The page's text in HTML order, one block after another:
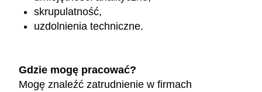
skrupulatność,
uzdolnienia techniczne.
Gdzie mogę pracować?
Mogę znaleźć zatrudnienie w firmach